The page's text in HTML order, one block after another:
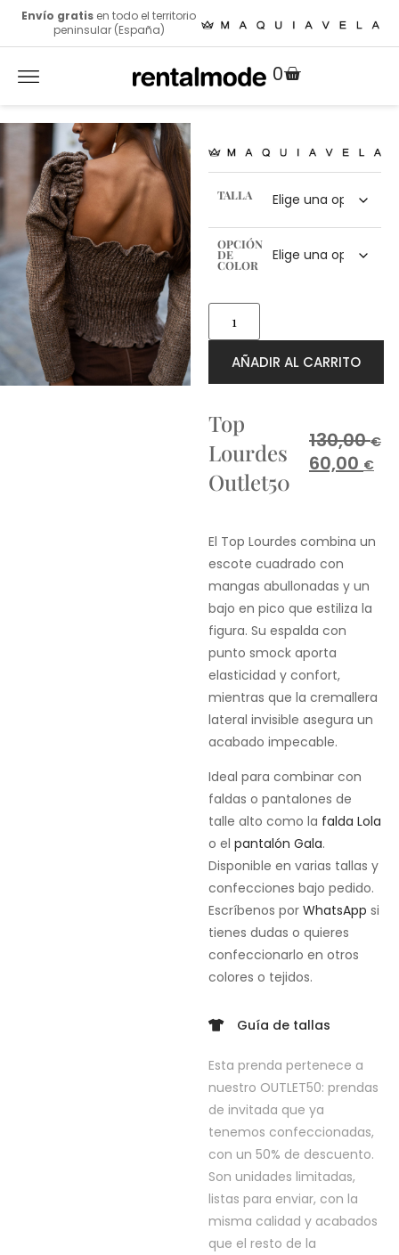
Envío gratis en todo el territorio
peninsular (España)
0
TALLA
OPCIÓN
DE
COLOR
AÑADIR AL CARRITO
Top
Lourdes
Outlet50
130,00€
60,00 €
El Top Lourdes combina un
escote cuadrado con
mangas abullonadas y un
bajo en pico que estiliza la
figura. Su espalda con
punto smock aporta
elasticidad y confort,
mientras que la cremallera
lateral invisible asegura un
acabado impecable.
Ideal para combinar con
faldas o pantalones de
talle alto como la falda Lola
o el pantalón Gala.
Disponible en varias tallas y
confecciones bajo pedido.
Escríbenos por WhatsApp si
tienes dudas o quieres
confeccionarlo en otros
colores o tejidos.
Guía de tallas
Esta prenda pertenece a
nuestro OUTLET50: prendas
de invitada que ya
tenemos confeccionadas,
con un 50% de descuento.
Son unidades limitadas,
listas para enviar, con la
misma calidad y acabados
que el resto de la